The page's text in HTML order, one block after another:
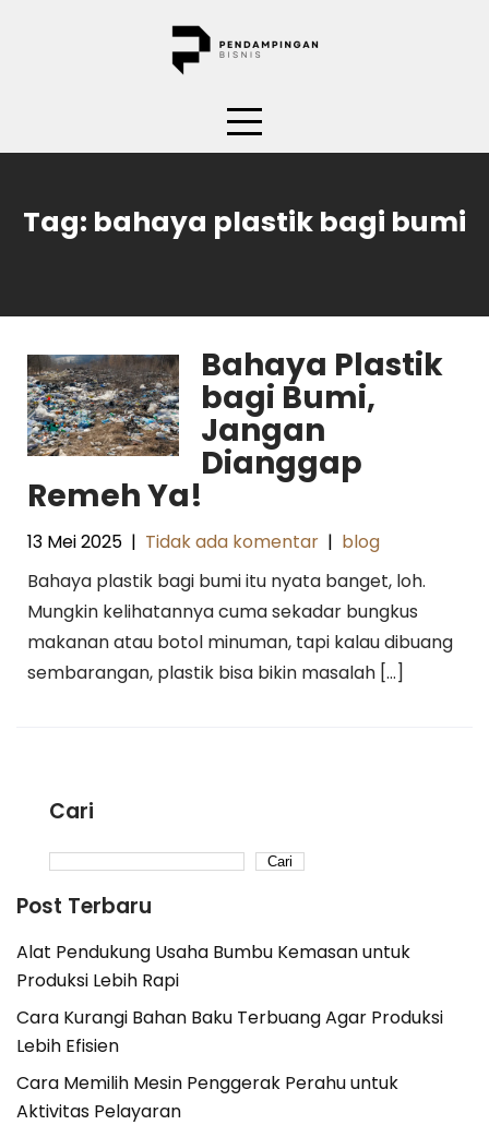
Tag: bahaya plastik bagi bumi
Bahaya Plastik
bagi Bumi,
Jangan
Dianggap
Remeh Ya!
13 Mei 2025 | Tidak ada komentar | blog
Bahaya plastik bagi bumi itu nyata banget, loh.
Mungkin kelihatannya cuma sekadar bungkus
makanan atau botol minuman, tapi kalau dibuang
sembarangan, plastik bisa bikin masalah […]
Cari
Cari
Post Terbaru
Alat Pendukung Usaha Bumbu Kemasan untuk
Produksi Lebih Rapi
Cara Kurangi Bahan Baku Terbuang Agar Produksi
Lebih Efisien
Cara Memilih Mesin Penggerak Perahu untuk
Aktivitas Pelayaran